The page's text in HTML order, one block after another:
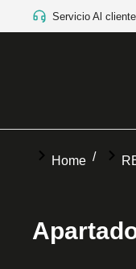
Servicio Al cliente
You are here:
Home